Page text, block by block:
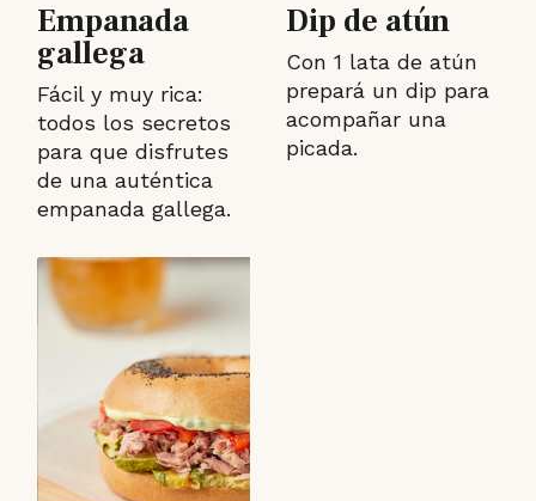
Empanada
gallega
Fácil y muy rica:
todos los secretos
para que disfrutes
de una auténtica
empanada gallega.
Dip de atún
Con 1 lata de atún
prepará un dip para
acompañar una
picada.